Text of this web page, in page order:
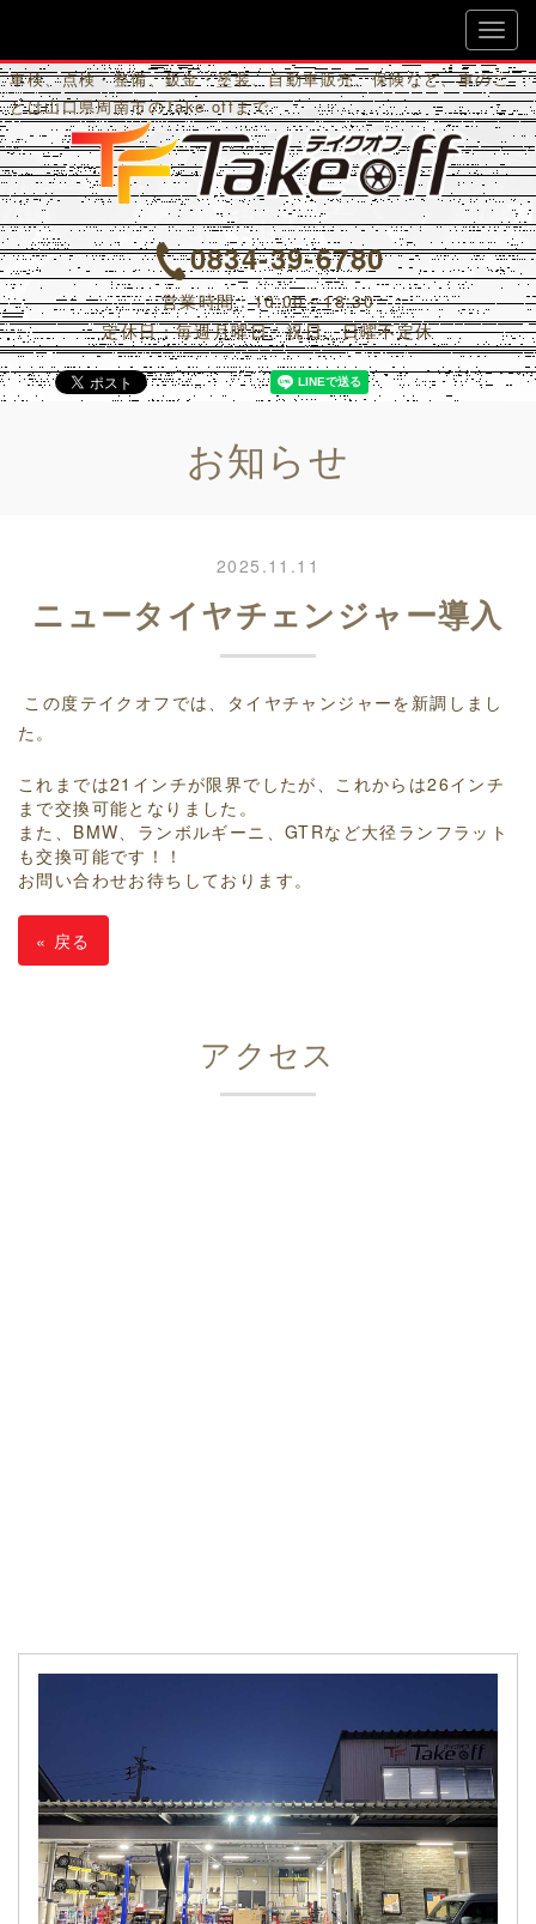
車検、点検・整備、鈑金・塗装、自動車販売、保険など、車のこ
とは山口県周南市のTake offまで
0834-39-6780
営業時間：10:00～18:30
定休日：毎週月曜日、祝日、日曜不定休
お知らせ
2025.11.11
ニュータイヤチェンジャー導入
この度テイクオフでは、タイヤチャンジャーを新調しまし
た。
これまでは21インチが限界でしたが、これからは26インチ
まで交換可能となりました。
また、BMW、ランボルギーニ、GTRなど大径ランフラット
も交換可能です！！
お問い合わせお待ちしております。
« 戻る
アクセス